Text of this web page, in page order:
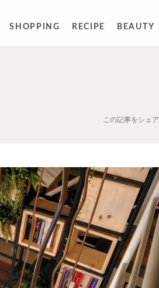
SHOPPING RECIPE BEAUTY
この記事をシェア